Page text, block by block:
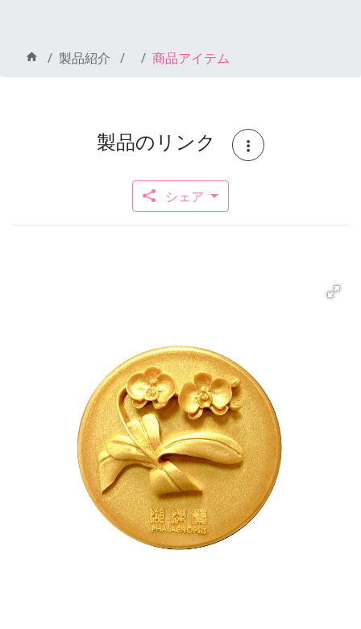
製品紹介 商品アイテム
製品のリンク
シェア